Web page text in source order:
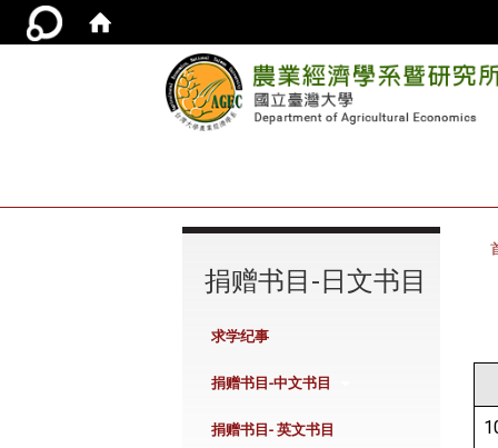
捐赠书目-日文书目
求学纪事
捐赠书目-中文书目
捐赠书目- 英文书目